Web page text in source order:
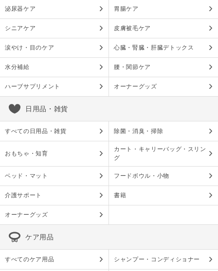
泌尿器ケア 胃腸ケア
シニアケア 皮膚被毛ケア
涙やけ・目のケア 心臓・腎臓・肝臓デトックス
水分補給 腰・関節ケア
ハーブサプリメント オーナーグッズ
日用品・雑貨
すべての日用品・雑貨 除菌・消臭・掃除
おもちゃ・知育
カート・キャリーバッグ・スリン
グ
ベッド・マット フードボウル・小物
介護サポート 書籍
オーナーグッズ
ケア用品
すべてのケア用品 シャンプー・コンディショナー